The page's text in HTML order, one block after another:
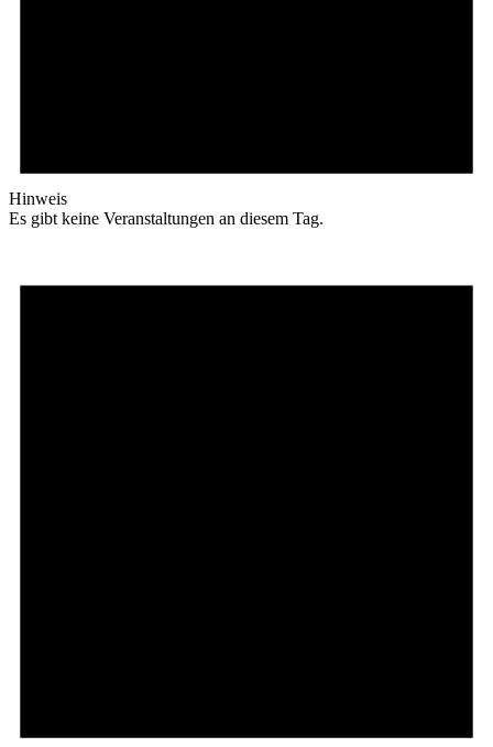
Hinweis
Es gibt keine Veranstaltungen an diesem Tag.